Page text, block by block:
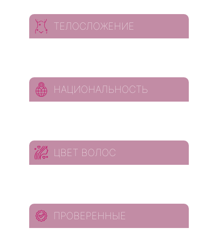
ТЕЛОСЛОЖЕНИЕ
НАЦИОНАЛЬНОСТЬ
ЦВЕТ ВОЛОС
ПРОВЕРЕННЫЕ